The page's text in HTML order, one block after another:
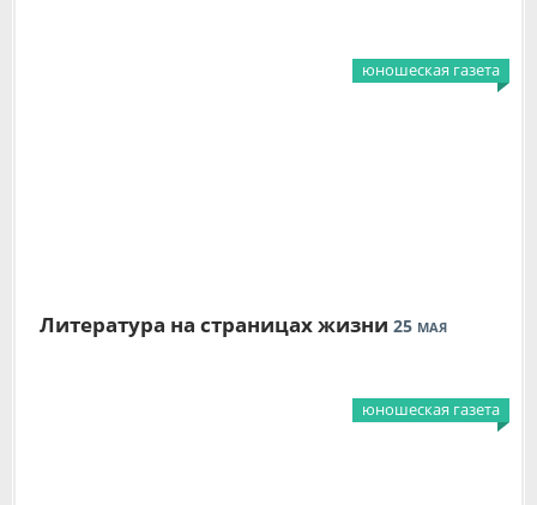
юношеская газета
Литература на страницах жизни 25 МАЯ
юношеская газета